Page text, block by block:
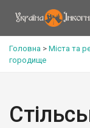
Головна > Міста та
городище